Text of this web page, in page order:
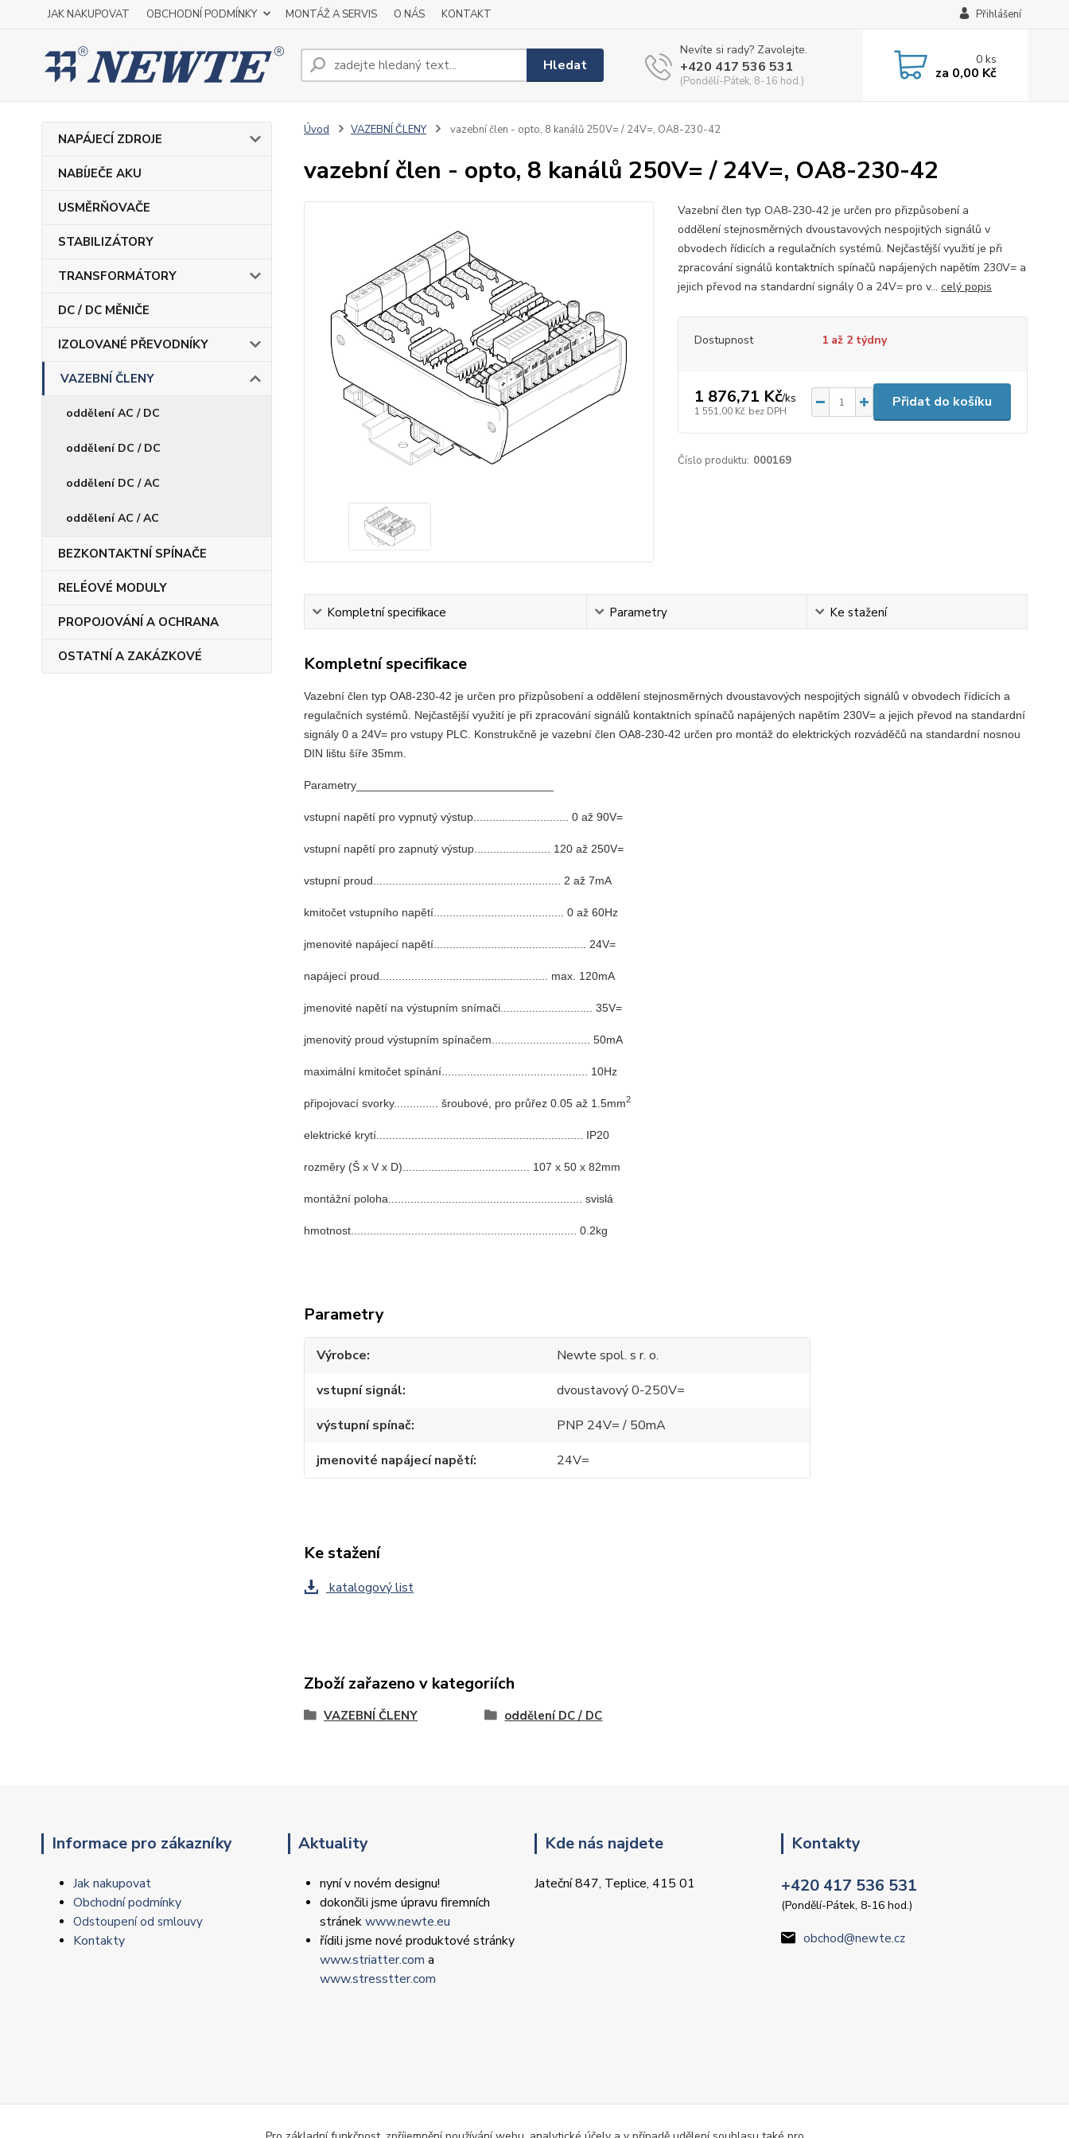
JAK NAKUPOVAT OBCHODNÍ PODMÍNKY MONTÁŽ A SERVIS O NÁS KONTAKT Přihlášení
Hledat
Nevíte si rady? Zavolejte.
+420 417 536 531
(Pondělí-Pátek, 8-16 hod.)
0ks
za 0,00 Kč
NAPÁJECÍ ZDROJE
NABÍJEČE AKU
USMĚRŇOVAČE
STABILIZÁTORY
TRANSFORMÁTORY
DC / DC MĚNIČE
IZOLOVANÉ PŘEVODNÍKY
VAZEBNÍ ČLENY
oddělení AC / DC
oddělení DC / DC
oddělení DC / AC
oddělení AC / AC
BEZKONTAKTNÍ SPÍNAČE
RELÉOVÉ MODULY
PROPOJOVÁNÍ A OCHRANA
OSTATNÍ A ZAKÁZKOVÉ
Úvod VAZEBNÍ ČLENY vazební člen - opto, 8 kanálů 250V= / 24V=, OA8-230-42
vazební člen - opto, 8 kanálů 250V= / 24V=, OA8-230-42
Vazební člen typ OA8-230-42 je určen pro přizpůsobení a
oddělení stejnosměrných dvoustavových nespojitých signálů v
obvodech řídicích a regulačních systémů. Nejčastější využití je při
zpracování signálů kontaktních spínačů napájených napětím 230V= a
jejich převod na standardní signály 0 a 24V= pro v... celý popis
Dostupnost 1 až 2 týdny
1 876,71 Kč/ks
1 551,00 Kč bez DPH
Přidat do košíku
Číslo produktu: 000169
Kompletní specifikace Parametry Ke stažení
Kompletní specifikace
Vazební člen typ OA8-230-42 je určen pro přizpůsobení a oddělení stejnosměrných dvoustavových nespojitých signálů v obvodech řídicích a
regulačních systémů. Nejčastější využití je při zpracování signálů kontaktních spínačů napájených napětím 230V= a jejich převod na standardní
signály 0 a 24V= pro vstupy PLC. Konstrukčně je vazební člen OA8-230-42 určen pro montáž do elektrických rozváděčů na standardní nosnou
DIN lištu šíře 35mm.
Parametry_______________________________
vstupní napětí pro vypnutý výstup.............................. 0 až 90V=
vstupní napětí pro zapnutý výstup........................ 120 až 250V=
vstupní proud........................................................... 2 až 7mA
kmitočet vstupního napětí......................................... 0 až 60Hz
jmenovité napájecí napětí................................................ 24V=
napájecí proud..................................................... max. 120mA
jmenovité napětí na výstupním snímači............................. 35V=
jmenovitý proud výstupním spínačem............................... 50mA
maximální kmitočet spínání.............................................. 10Hz
připojovací svorky.............. šroubové, pro průřez 0.05 až 1.5mm2
elektrické krytí................................................................. IP20
rozměry (Š x V x D)........................................ 107 x 50 x 82mm
montážní poloha............................................................. svislá
hmotnost....................................................................... 0.2kg
Parametry
Výrobce
Newte spol. s r. o.
vstupní signál
dvoustavový 0-250V=
výstupní spínač
PNP 24V= / 50mA
jmenovité napájecí napětí
24V=
Ke stažení
katalogový list
Zboží zařazeno v kategoriích
VAZEBNÍ ČLENY oddělení DC / DC
Informace pro zákazníky
Jak nakupovat
Obchodní podmínky
Odstoupení od smlouvy
Kontakty
Aktuality
nyní v novém designu!
dokončili jsme úpravu firemních
stránekwww.newte.eu
řídili jsme nové produktové stránky
www.striatter.com a
www.stresstter.com
Kde nás najdete
Jateční 847, Teplice, 415 01
Kontakty
+420 417 536 531
(Pondělí-Pátek, 8-16 hod.)
obchod@newte.cz